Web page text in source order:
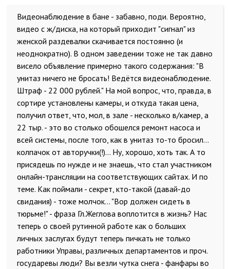
Видеонаблюдение в бане - забавно, поди. Вероятно,
видео с ж/диска, на который приходит "сигнал" из
женской раздевалки скачивается постоянно (и
неоднократно). В одном заведении тоже не так давно
висело объявление примерно такого содержания: "В
унитаз ничего не бросать! Ведётся видеонаблюдение.
Штраф - 22 000 рублей." На мой вопрос, что, правда, в
сортире установлены камеры, и откуда такая цена,
получил ответ, что, мол, в зале - несколько в/камер, а
22 тыр. - это во столько обошелся ремонт насоса и
всей системы, после того, как в унитаз то-то бросил...
колпачок от авторучки(!)... Ну, хорошо, хоть так. А то
присядешь по нужде и не знаешь, что стал участником
онлайн-трансляции на соответствующих сайтах. И по
теме. Как поймали - секрет, кто-такой (давай-до
свидания) - тоже молчок... "Вор должен сидеть в
тюрьме!" - фраза Гл.Жеглова воплотится в жизнь? Нас
теперь о своей рутинной работе как о больших
личных заслугах будут теперь пичкать не только
работники Управы, различных департаментов и проч.
государевы люди? Вы везли чутка снега - фанфары во